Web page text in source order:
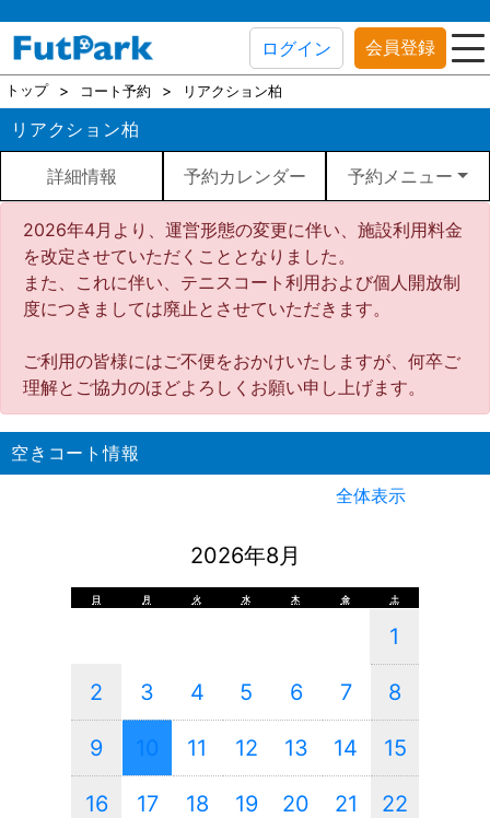
ログイン 会員登録
トップ コート予約 リアクション柏
リアクション柏
詳細情報 予約カレンダー 予約メニュー
2026年4月より、運営形態の変更に伴い、施設利用料金
を改定させていただくこととなりました。
また、これに伴い、テニスコート利用および個人開放制
度につきましては廃止とさせていただきます。
ご利用の皆様にはご不便をおかけいたしますが、何卒ご
理解とご協力のほどよろしくお願い申し上げます。
空きコート情報
全体表示
2026年8月
日 月 火 水 木 金 土
1
2 3 4 5 6 7 8
9 10 11 12 13 14 15
16 17 18 19 20 21 22